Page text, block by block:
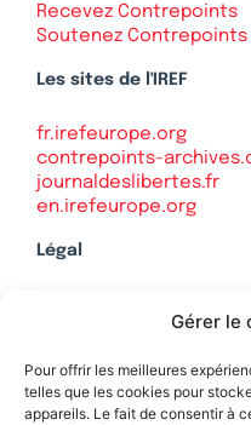
Gérer le
Pour offrir les meilleures
telles que les cookies pour
appareils. Le fait de consentir à
Recevez Contrepoints
Soutenez Contrepoints
Les sites de l'IREF
fr.irefeurope.org
contrepoints-
journaldeslibertes.fr
en.irefeurope.org
Légal
Politique de